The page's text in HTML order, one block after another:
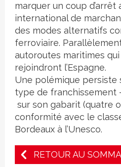
marquer un coup
international de
des modes alternatifs
ferroviaire.
autoroutes maritimes
rejoindront l’Espagne.
Une polémique persiste
type de franchissement
sur son gabarit (quatre
conformité avec le
Bordeaux à l’Unesco.
RETOUR AU